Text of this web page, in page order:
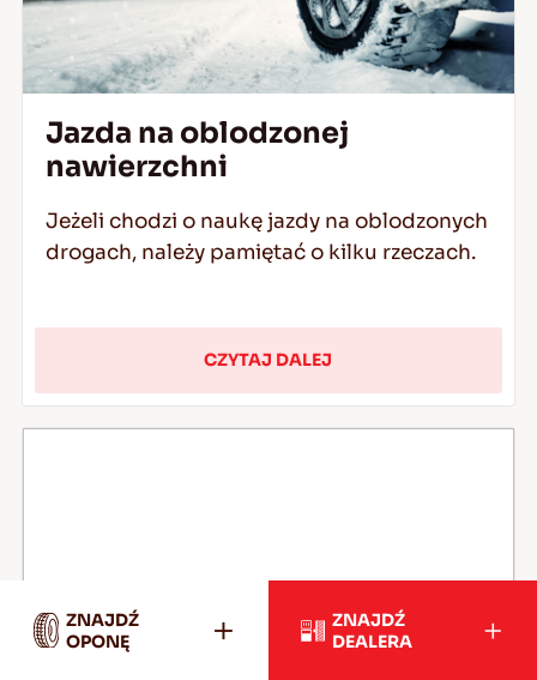
Jazda na oblodzonej
nawierzchni
Jeżeli chodzi o naukę jazdy na oblodzonych
drogach, należy pamiętać o kilku rzeczach.
CZYTAJ DALEJ
ZNAJDŹ
OPONĘ
ZNAJDŹ
DEALERA